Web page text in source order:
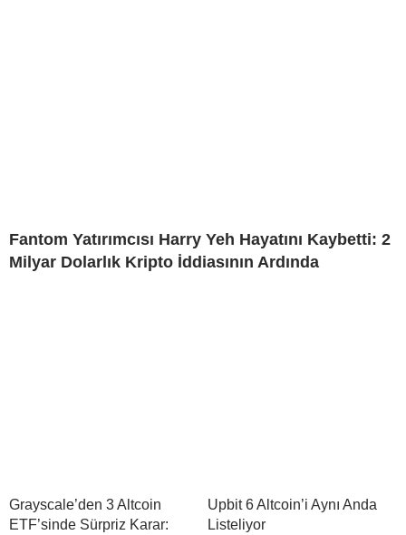
Fantom Yatırımcısı Harry Yeh Hayatını Kaybetti: 2
Milyar Dolarlık Kripto İddiasının Ardında
Grayscale’den 3 Altcoin
ETF’sinde Sürpriz Karar:
Upbit 6 Altcoin’i Aynı Anda
Listeliyor